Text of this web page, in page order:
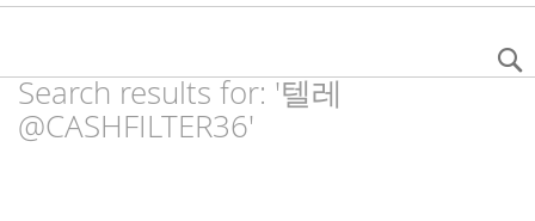
Search results for: '텔레
@CASHFILTER36'